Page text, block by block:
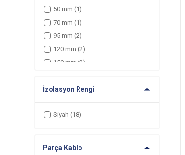
50 mm (1)
70 mm (1)
95 mm (2)
120 mm (2)
150 mm (2)
240 mm (2)
İzolasyon Rengi
Siyah (18)
Parça Kablo